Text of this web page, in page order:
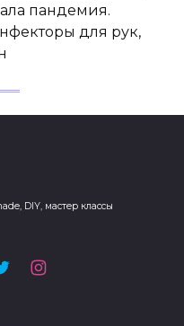
пандемия.
для рук,
DIY, мастер классы